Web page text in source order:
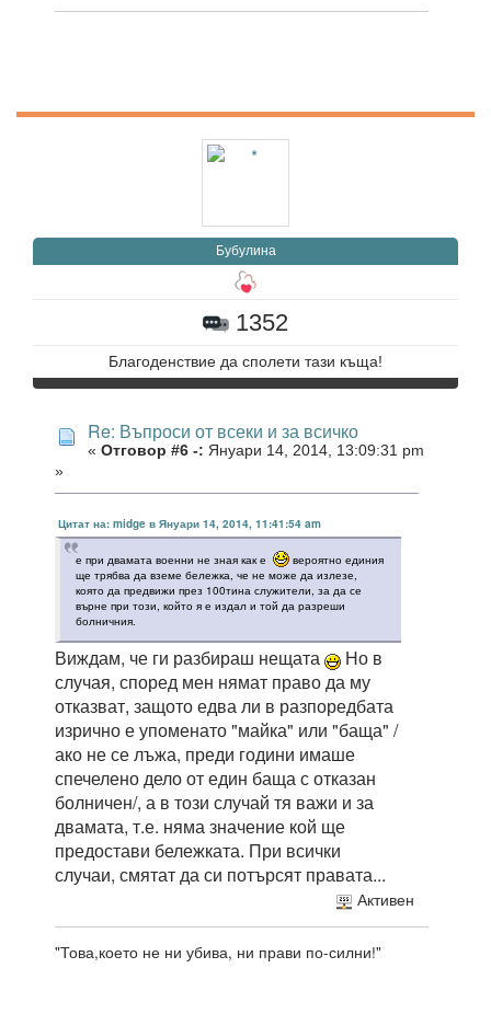
Бубулина
1352
Благоденствие да сполети тази къща!
Re: Въпроси от всеки и за всичко
« Отговор #6 -: Януари 14, 2014, 13:09:31 pm
»
Цитат на: midge в Януари 14, 2014, 11:41:54 am
е при двамата военни не зная как е
вероятно единия
ще трябва да вземе бележка, че не може да излезе,
която да предвижи през 100тина служители, за да се
върне при този, който я е издал и той да разреши
болничния.
Виждам, че ги разбираш нещата
Но в
случая, според мен нямат право да му
отказват, защото едва ли в разпоредбата
изрично е упоменато "майка" или "баща" /
ако не се лъжа, преди години имаше
спечелено дело от един баща с отказан
болничен/, а в този случай тя важи и за
двамата, т.е. няма значение кой ще
предостави бележката. При всички
случаи, смятат да си потърсят правата...
Активен
"Това,което не ни убива, ни прави по-силни!"